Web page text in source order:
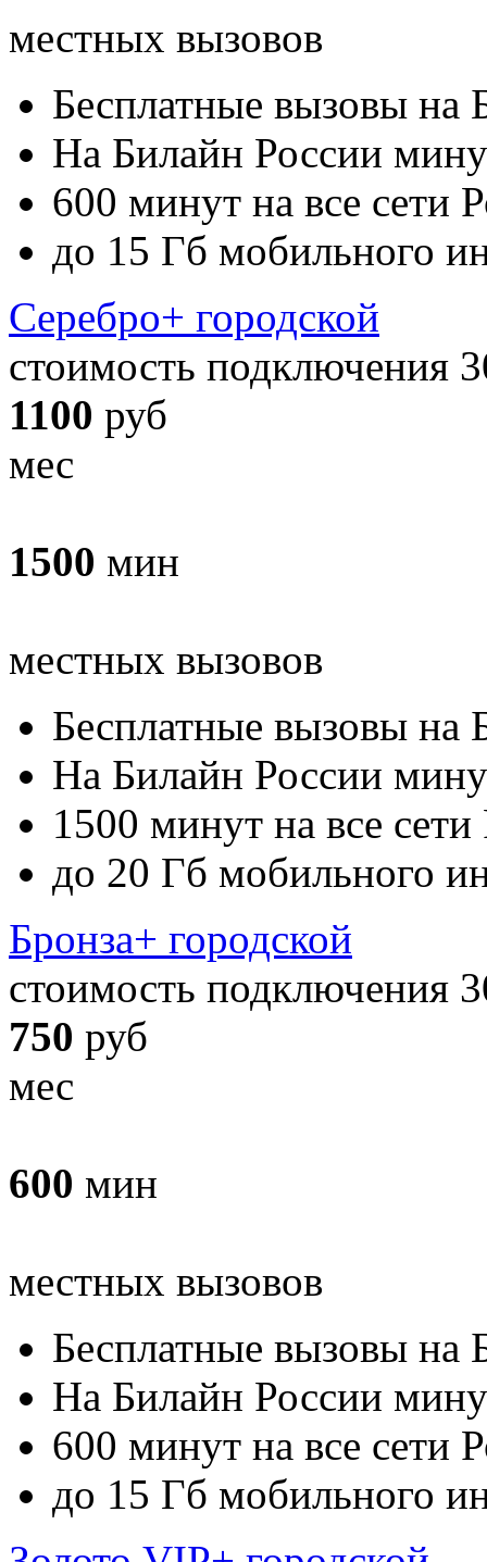
местных вызовов
Бесплатные вызовы на
На Билайн России
600 минут на все сети
до 15 Гб мобильного
Серебро+ городской
стоимость подключения
1100 руб
мес
1500 мин
местных вызовов
Бесплатные вызовы на
На Билайн России
1500 минут на все сети
до 20 Гб мобильного
Бронза+ городской
стоимость подключения
750 руб
мес
600 мин
местных вызовов
Бесплатные вызовы на
На Билайн России
600 минут на все сети
до 15 Гб мобильного